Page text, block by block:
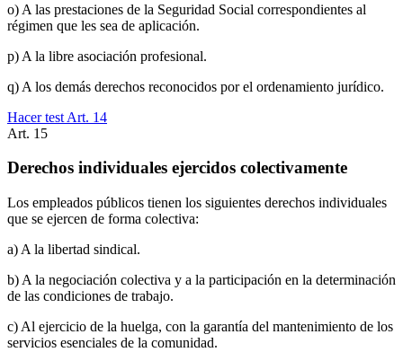
o) A las prestaciones de la Seguridad Social correspondientes al
régimen que les sea de aplicación.
p) A la libre asociación profesional.
q) A los demás derechos reconocidos por el ordenamiento jurídico.
Hacer test Art. 14
Art. 15
Derechos individuales ejercidos colectivamente
Los empleados públicos tienen los siguientes derechos individuales
que se ejercen de forma colectiva:
a) A la libertad sindical.
b) A la negociación colectiva y a la participación en la determinación
de las condiciones de trabajo.
c) Al ejercicio de la huelga, con la garantía del mantenimiento de los
servicios esenciales de la comunidad.